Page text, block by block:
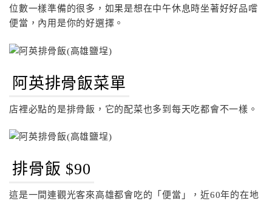
位數一樣準備的很多，如果是想在中午休息時坐著好好品嚐
便當，內用是你的好選擇。
阿英排骨飯菜單
店裡必點的是排骨飯，它的配菜也多到每天吃都會不一樣。
排骨飯 $90
這是一間連觀光客來高雄都會吃的「便當」，近60年的在地